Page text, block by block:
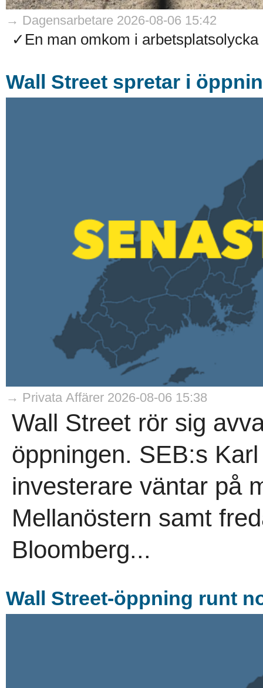
→ Dagensarbetare 2026-08-06 15:42
✓En man omkom i
Wall Street spretar i
→ Privata Affärer 2026-08-06 15:38
Wall Street rör sig
öppningen. SEB:s
investerare väntar på
Mellanöstern samt
Bloomberg...
Wall Street-öppning runt